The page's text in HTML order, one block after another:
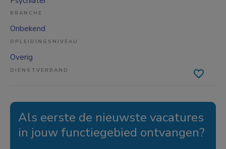
BRANCHE
Onbekend
OPLEIDINGSNIVEAU
Overig
DIENSTVERBAND
Als eerste de nieuwste vacatures
in jouw functiegebied ontvangen?